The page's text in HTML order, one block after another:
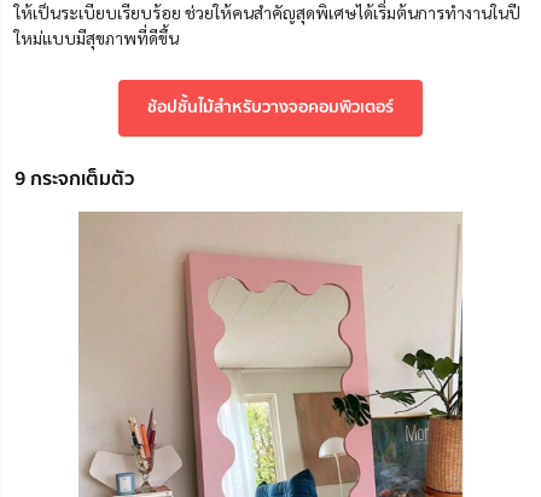
ให้เป็นระเบียบเรียบร้อย ช่วยให้คนสำคัญสุดพิเศษได้เริ่มต้นการทำงานในปี
ใหม่แบบมีสุขภาพที่ดีขึ้น
ช้อปชั้นไม้สำหรับวางจอคอมพิวเตอร์
9 กระจกเต็มตัว